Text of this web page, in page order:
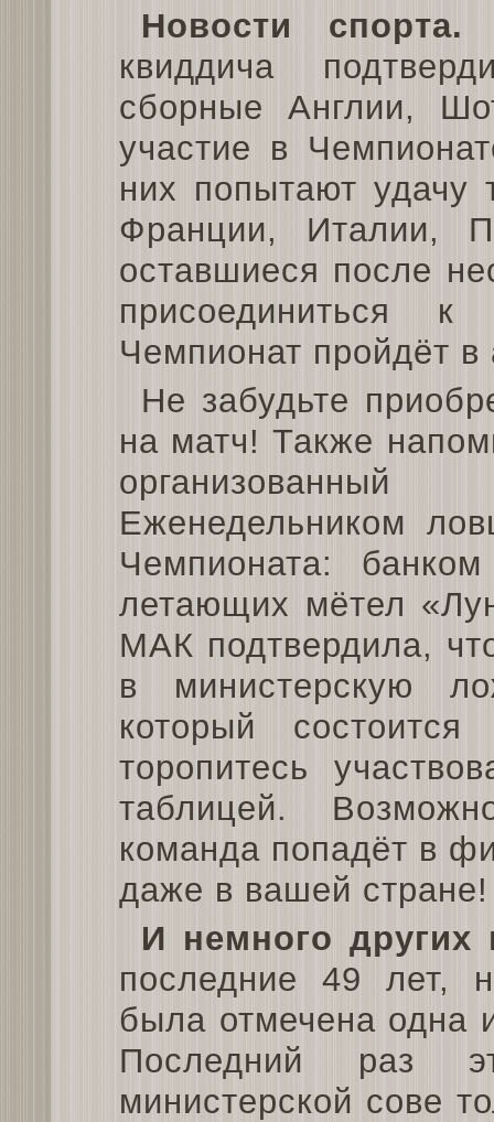
Новости спорта.
квиддича
сборные Англии,
участие в
них попытают удачу
Франции, Италии,
оставшиеся после
присоединиться
Чемпионат пройдёт в
Не забудьте
на матч! Также
Еженедельником
Чемпионата: банком
летающих мётел
МАК подтвердила,
в министерскую
который
торопитесь
таблицей.
команда попадёт в
даже в вашей стране!
И немного других
последние 49 лет,
была отмечена одна
Последний раз
министерской сове